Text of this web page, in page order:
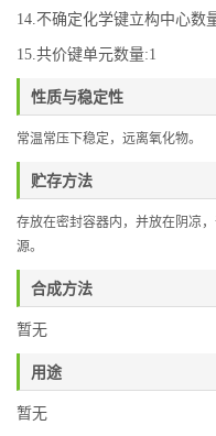
14.不确定化学键立构中心数
15.共价键单元数量:1
性质与稳定性
常温常压下稳定，远离氧化物。
贮存方法
存放在密封容器内，并放在阴凉
源。
合成方法
暂无
用途
暂无